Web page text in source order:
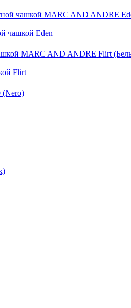
чашкой Eden
Flirt